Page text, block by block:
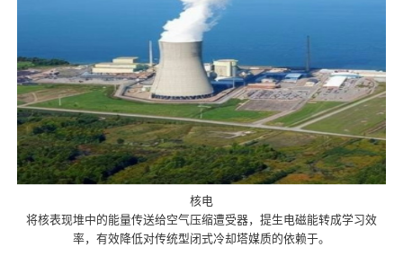
核电
将核表现堆中的能量传送给空气压缩遭受器，提生电磁能转成学习效
率，有效降低对传统型闭式冷却塔媒质的依赖于。